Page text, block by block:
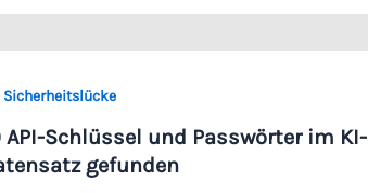
Sicherheitslücke
API-Schlüssel und Passwörter im KI-
gefunden